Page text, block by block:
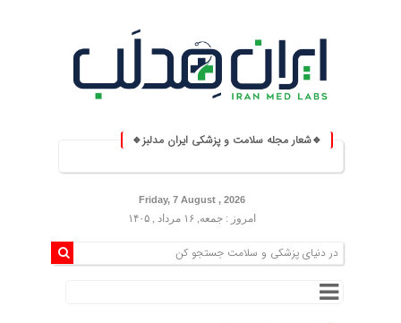
🔹شعار مجله سلامت و پزشکی ایران مدلبز🔹
Friday, 7 August , 2026
امروز : جمعه, ۱۶ مرداد , ۱۴۰۵